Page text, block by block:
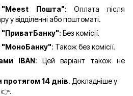
Пошта": Оплата після
у відділенні або поштоматі.
"ПриватБанку": Без комісії.
"МоноБанку": Також без комісії.
IBAN: Цей варіант також не
14 днів. Докладніше у
👉.